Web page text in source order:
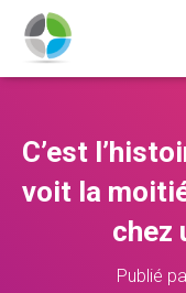
C’est
voit la
chez
Publié